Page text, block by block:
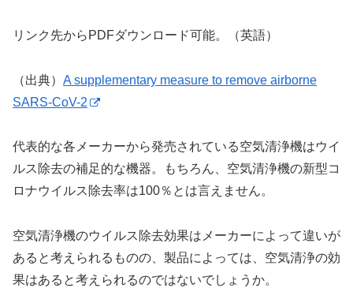
リンク先からPDFダウンロード可能。（英語）
（出典） A supplementary measure to remove airborne
SARS-CoV-2
代表的な各メーカーから発売されている空気清浄機はウイ
ルス除去の補足的な機器。もちろん、空気清浄機の新型コ
ロナウイルス除去率は100％とは言えません。
空気清浄機のウイルス除去効果はメーカーによって違いが
あると考えられるものの、製品によっては、空気清浄の効
果はあると考えられるのではないでしょうか。